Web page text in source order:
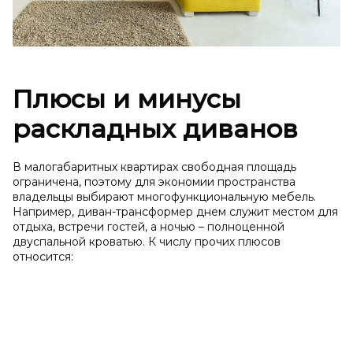
Плюсы и минусы
раскладных диванов
В малогабаритных квартирах свободная площадь
ограничена, поэтому для экономии пространства
владельцы выбирают многофункциональную мебель.
Например, диван-трансформер днем служит местом для
отдыха, встречи гостей, а ночью – полноценной
двуспальной кроватью. К числу прочих плюсов
относится: